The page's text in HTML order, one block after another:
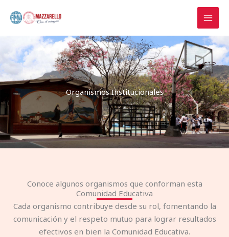
Organismos Institucionales
Conoce algunos organismos que conforman esta
Comunidad Educativa
Cada organismo contribuye desde su rol, fomentando la
comunicación y el respeto mutuo para lograr resultados
efectivos en bien la Comunidad Educativa.